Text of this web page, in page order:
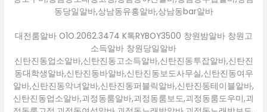
동당일알바,상남동유흥알바,상남동bar알바
대전룸알바 O1O.2062.3474 K톡RYBOY3500 창원밤알바 창원고
소득알바 창원당일알바
신탄진동업소알바,신탄진동고소득알바,신탄진동투잡알바,신탄진
동대학생알바,신탄진동바알바,신탄진동보도사무실,신탄진동여우
알바,신탄진동악녀알바,신탄진동퍼블릭알바,신탄진동테이블알바,
신탄진동업소알바,괴정동룸알바,괴정동룸보도,괴정동룸도우미,괴